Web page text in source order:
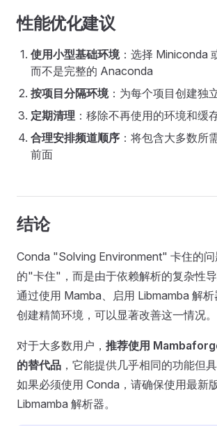
性能优化建议
使用小型基础环境：选择 Miniconda
而不是完整的 Anaconda
按项目分隔环境：为每个项目创建独
定期清理 ：移除不再使用的环境和缓
合理安排频道顺序 ：将包含大多数所
前面
结论
Conda "Solving Environment" 卡住的
的"卡住"，而是由于依赖解析的复杂性导
通过使用 Mamba、启用 Libmamba 解
创建精简环境，可以显著改善这一情况。
对于大多数用户， 推荐使用
的替代品 ，它能提供几乎相同的功能但
如果必须使用 Conda，请确保使用最新
Libmamba 解析器。